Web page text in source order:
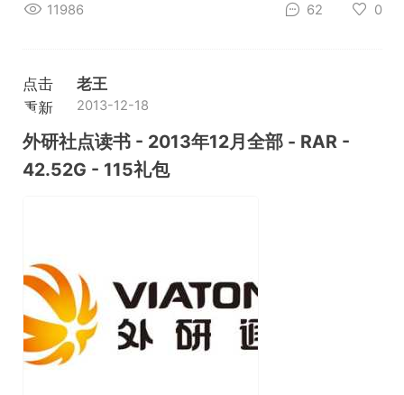
11986 62 0
点击
重新
加载
老王
2013-12-18
外研社点读书 - 2013年12月全部 - RAR -
42.52G - 115礼包